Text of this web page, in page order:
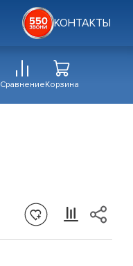
КОНТАКТЫ
СравнениеКорзина